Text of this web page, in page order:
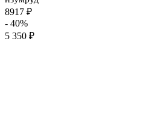
8917 ₽
- 40%
5 350 ₽